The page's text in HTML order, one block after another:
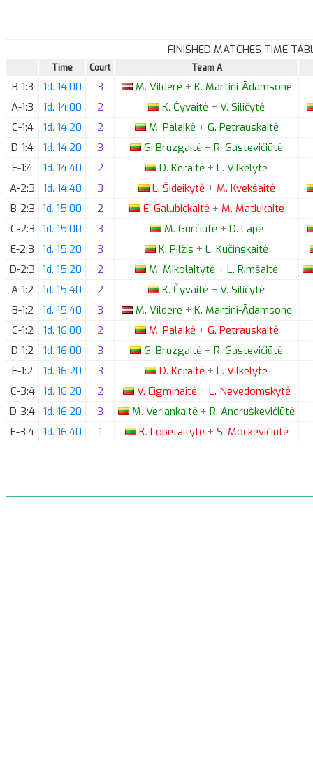
FINISHED MATCHES TIME
Time Court Team A
B-1:3 1d. 14:00 3 M. Vildere + K. Martini-Ādamsone
A-1:3
1d. 14:00 2 K. Čyvaitė + V. Siličytė
C-1:4
1d. 14:20 2 M. Palaikė + G. Petrauskaitė
D-1:4
1d. 14:20 3 G. Bruzgaitė + R. Gastevičiūtė
E-1:4
1d. 14:40 2 D. Keraitė + L. Vilkelyte
A-2:3
1d. 14:40 3 L. Šideikytė + M. Kvekšaitė
B-2:3 1d. 15:00 2 E. Galubickaitė + M. Matiukaite
C-2:3 1d. 15:00 3 M. Gurčiūtė + D. Lapė
E-2:3
1d. 15:20 3 K. Pilžis + L. Kučinskaitė
D-2:3 1d. 15:20 2 M. Mikolaitytė + L. Rimšaitė
A-1:2
1d. 15:40 2 K. Čyvaitė + V. Siličytė
B-1:2
1d. 15:40 3 M. Vildere + K. Martini-Ādamsone
C-1:2
1d. 16:00 2 M. Palaikė + G. Petrauskaitė
D-1:2
1d. 16:00 3 G. Bruzgaitė + R. Gastevičiūtė
E-1:2
1d. 16:20 3 D. Keraitė + L. Vilkelyte
C-3:4
1d. 16:20 2 V. Eigminaitė + L. Nevedomskytė
D-3:4 1d. 16:20 3 M. Veriankaitė + R. Andruškevičiūtė
E-3:4
1d. 16:40 1 K. Lopetaityte + S. Mockevičiūtė